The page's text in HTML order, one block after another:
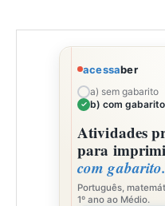
acessaber
a) sem gabarito
b) com gabarito
Atividades
para
com gabarito.
Português,
1º ano ao Médio.